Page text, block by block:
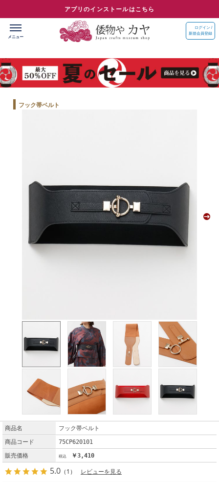
アプリのインストールはこちら
ログイン /
新規会員登録
フック帯ベルト
商品名
フック帯ベルト
商品コード
75CP620101
販売価格
￥3,410
5.0 （1） レビューを見る